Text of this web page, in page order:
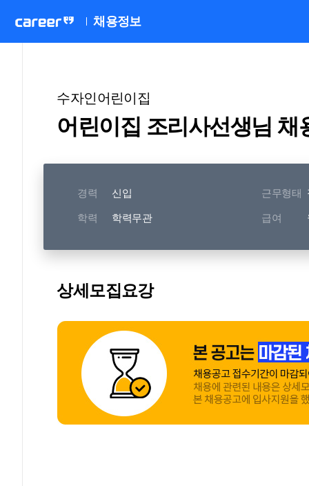
채용정보
수자인어린이집
어린이집 조리사선생님 채
경력 신입 근무형태
학력 학력무관 급여
상세모집요강